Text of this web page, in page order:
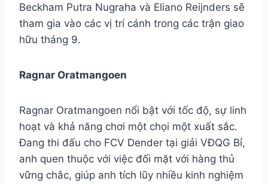
Beckham Putra Nugraha và Eliano Reijnders sẽ
tham gia vào các vị trí cánh trong các trận giao
hữu tháng 9.
Ragnar Oratmangoen
Ragnar Oratmangoen nổi bật với tốc độ, sự linh
hoạt và khả năng chơi một chọi một xuất sắc.
Đang thi đấu cho FCV Dender tại giải VĐQG Bỉ,
anh quen thuộc với việc đối mặt với hàng thủ
vững chắc, giúp anh tích lũy nhiều kinh nghiệm